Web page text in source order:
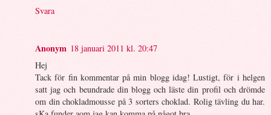
Svara
Anonym 18 januari 2011 kl. 20:47
Hej
Tack för fin kommentar på min blogg idag! Lustigt, för i helgen
satt jag och beundrade din blogg och läste din profil och drömde
om din chokladmousse på 3 sorters choklad. Rolig tävling du har.